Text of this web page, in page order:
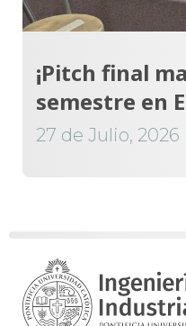
¡Pitch final
semestre en
27 de Julio, 2026